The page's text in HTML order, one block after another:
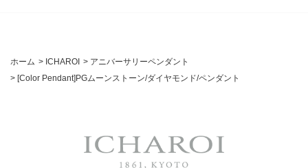
ホーム > ICHAROI > アニバーサリーペンダント
> [Color Pendant]PGムーンストーン/ダイヤモンド/ペンダント